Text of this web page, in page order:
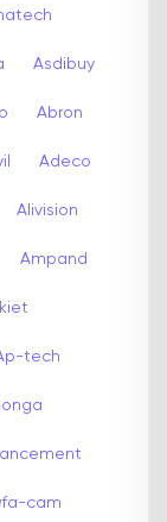
Asdibuy
Abron
Adeco
Alivision
Ampand
tech
cam